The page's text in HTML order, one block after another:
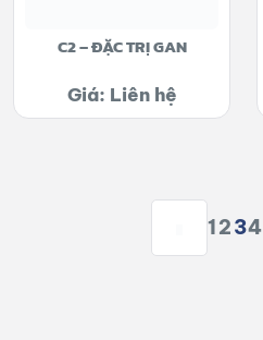
C2 – ĐẶC TRỊ GAN
Giá: Liên hệ
1234